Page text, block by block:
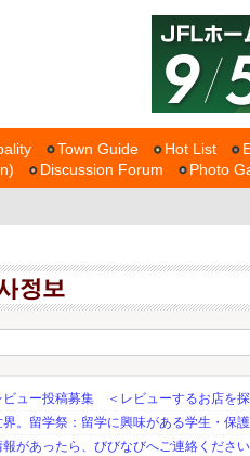
Town Guide Hot List
Discussion Forum Photo
ビュー投稿募集 ＜レビューするお店を探
。留学祭：留学に興味がある学生・保
報があったら、びびなびへご連絡ください